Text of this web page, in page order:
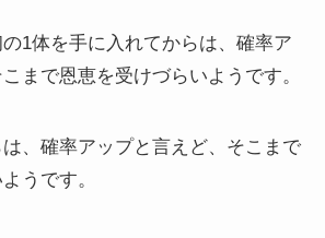
1体を手に入れてからは、確率ア
まで恩恵を受けづらいようです。
、確率アップと言えど、そこまで
うです。